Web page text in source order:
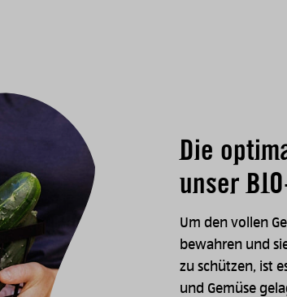
Die
unser
Um den vollen
bewahren und
zu schützen, ist
und Gemüse